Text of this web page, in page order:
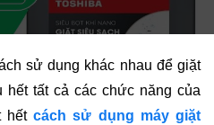
sử dụng khác nhau để giặt
tất cả các chức năng của
hếtcách sử dụng máy giặt